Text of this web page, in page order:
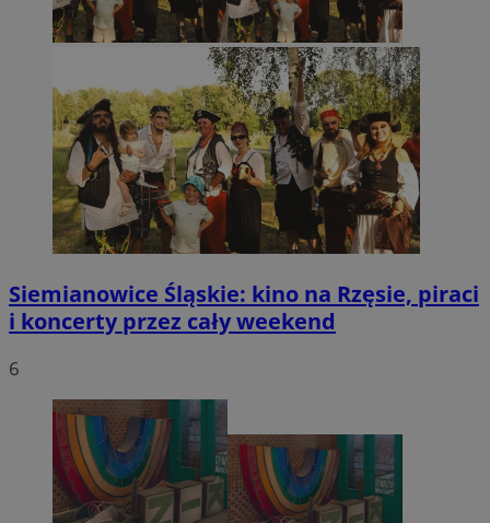
Siemianowice Śląskie: kino na Rzęsie, piraci
i koncerty przez cały weekend
6